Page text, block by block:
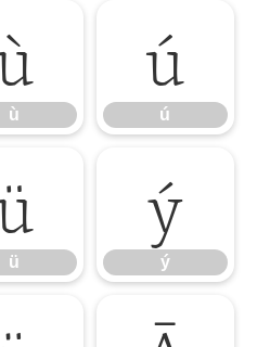
ù
ú
ú
ü
ý
ý